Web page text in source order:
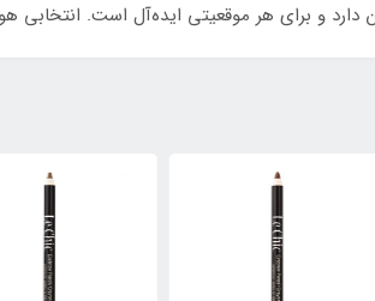
دارد و برای هر موقعیتی ایده‌آل است. انتخابی